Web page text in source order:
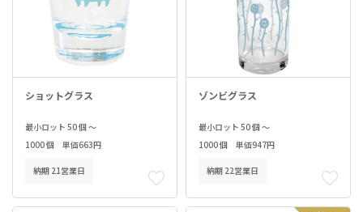
ショットグラス
最小ロット 50 個 ～
1000 個 単価663円
納期 21営業日
ゾンビグラス
最小ロット 50 個 ～
1000 個 単価947円
納期 22営業日